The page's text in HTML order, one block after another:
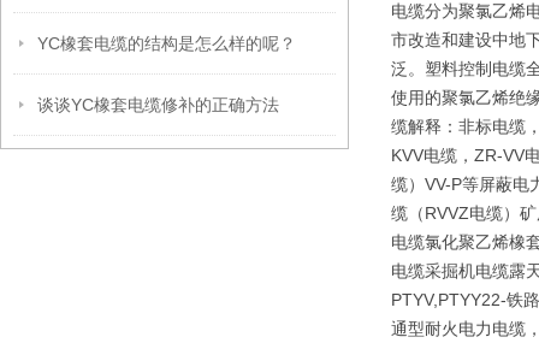
YC橡套电缆的结构是怎么样的呢？
谈谈YC橡套电缆修补的正确方法
电缆分为聚氯乙烯
市改造和建设中地
泛。塑料控制电缆
使用的聚氯乙烯绝
缆解释：非标电缆
KVV电缆，ZR-VV
缆）VV-P等屏蔽电
缆（RVVZ电缆）
电缆氯化聚乙烯橡
电缆采掘机电缆露
PTYV,PTYY22-铁
通型耐火电力电缆